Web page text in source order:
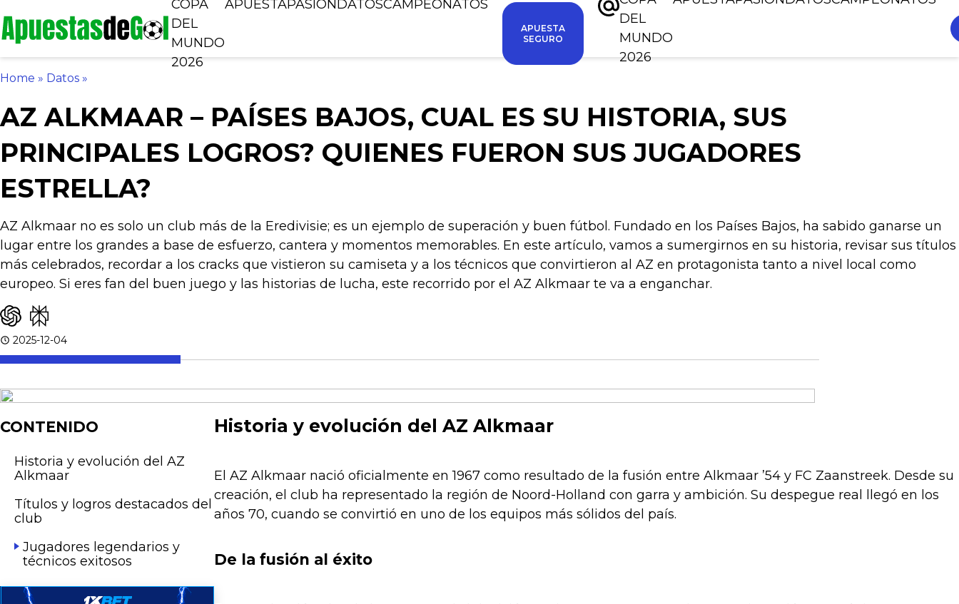
COPA
DEL
MUNDO
2026
APUESTAPASIÓN DATOSCAMPEONATOS
APUESTA
SEGURO
DEL
MUNDO
2026
Home » Datos »
AZ ALKMAAR – PAÍSES BAJOS, CUAL ES SU HISTORIA, SUS
PRINCIPALES LOGROS? QUIENES FUERON SUS JUGADORES
ESTRELLA?
AZ Alkmaar no es solo un club más de la Eredivisie; es un ejemplo de superación y buen fútbol. Fundado en los Países Bajos, ha sabido ganarse un
lugar entre los grandes a base de esfuerzo, cantera y momentos memorables. En este artículo, vamos a sumergirnos en su historia, revisar sus títulos
más celebrados, recordar a los cracks que vistieron su camiseta y a los técnicos que convirtieron al AZ en protagonista tanto a nivel local como
europeo. Si eres fan del buen juego y las historias de lucha, este recorrido por el AZ Alkmaar te va a enganchar.
2025-12-04
CONTENIDO
Historia y evolución del AZ
Alkmaar
Títulos y logros destacados del
club
Jugadores legendarios y
técnicos exitosos
Historia y evolución del AZ Alkmaar
El AZ Alkmaar nació oficialmente en 1967 como resultado de la fusión entre Alkmaar ’54 y FC Zaanstreek. Desde su
creación, el club ha representado la región de Noord-Holland con garra y ambición. Su despegue real llegó en los
años 70, cuando se convirtió en uno de los equipos más sólidos del país.
De la fusión al éxito